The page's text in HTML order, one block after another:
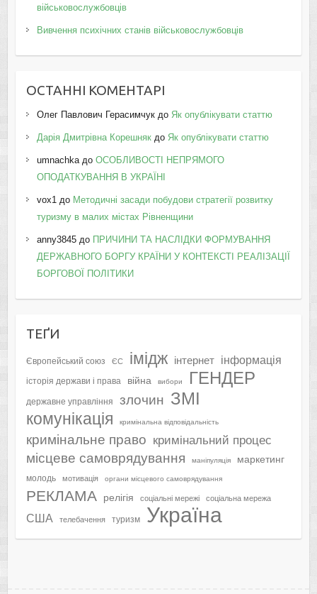
військовослужбовців
Вивчення психічних станів військовослужбовців
ОСТАННІ КОМЕНТАРІ
Олег Павлович Герасимчукдо Як опублікувати статтю
Дарія Дмитрівна Корешнякдо Як опублікувати статтю
umnachkaдо ОСОБЛИВОСТІ НЕПРЯМОГО
ОПОДАТКУВАННЯ В УКРАЇНІ
vox1до Методичні засади побудови стратегії розвитку
туризму в малих містах Рівненщини
anny3845до ПРИЧИНИ ТА НАСЛІДКИ ФОРМУВАННЯ
ДЕРЖАВНОГО БОРГУ КРАЇНИ У КОНТЕКСТІ РЕАЛІЗАЦІЇ
БОРГОВОЇ ПОЛІТИКИ
ТЕҐИ
Європейський союз ЄС імідж інтернет інформація
історія держави і права війна вибори ГЕНДЕР
державне управління злочин ЗМІ
комунікація кримінальна відповідальність
кримінальне право кримінальний процес
місцеве самоврядування маніпуляція маркетинг
молодь мотивація органи місцевого самоврядування
РЕКЛАМА релігія соціальні мережі соціальна мережа
США телебачення туризм Україна